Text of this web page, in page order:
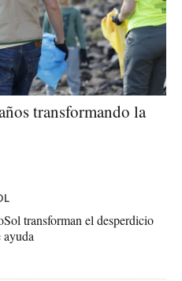
transformando la
transforman el desperdicio
ayuda